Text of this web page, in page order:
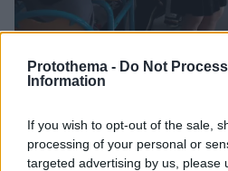
Protothema - Do Not
Information
If you wish to opt-out of the sale,
processing of your personal or
targeted advertising by us, please
Υποχρεωτική χρήση μάσκας
μαθητές δημοτικού στη Γαλλία
15.11.2021, 15:51